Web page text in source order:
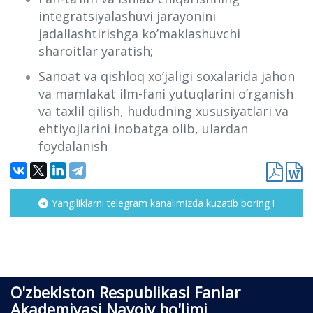
integratsiyalashuvi jarayonini
jadallashtirishga ko’maklashuvchi
sharoitlar yaratish;
Sanoat va qishloq xo’jaligi soxalarida jahon
va mamlakat ilm-fani yutuqlarini o’rganish
va taxlil qilish, hududning xususiyatlari va
ehtiyojlarini inobatga olib, ulardan
foydalanish
Yangiliklarni telegram kanalimizda kuzatib boring !
O'zbekiston Respublikasi Fanlar
Akademiyasi Navoiy bo'limi